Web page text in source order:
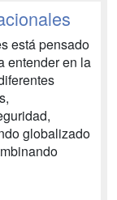
está pensado
entender en la
globalizado